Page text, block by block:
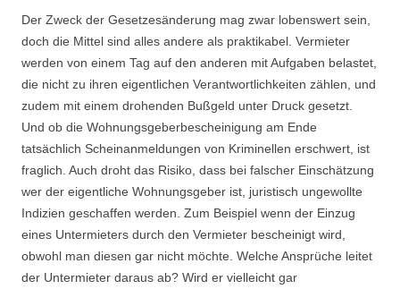
Der Zweck der Gesetzesänderung mag zwar lobenswert sein,
doch die Mittel sind alles andere als praktikabel. Vermieter
werden von einem Tag auf den anderen mit Aufgaben belastet,
die nicht zu ihren eigentlichen Verantwortlichkeiten zählen, und
zudem mit einem drohenden Bußgeld unter Druck gesetzt.
Und ob die Wohnungsgeberbescheinigung am Ende
tatsächlich Scheinanmeldungen von Kriminellen erschwert, ist
fraglich. Auch droht das Risiko, dass bei falscher Einschätzung
wer der eigentliche Wohnungsgeber ist, juristisch ungewollte
Indizien geschaffen werden. Zum Beispiel wenn der Einzug
eines Untermieters durch den Vermieter bescheinigt wird,
obwohl man diesen gar nicht möchte. Welche Ansprüche leitet
der Untermieter daraus ab? Wird er vielleicht gar